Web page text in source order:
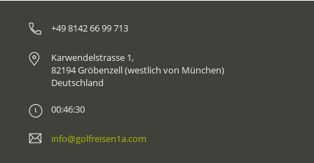
+49 8142 66 99 713
Karwendelstrasse 1,
82194 Gröbenzell (westlich von München)
Deutschland
00:46:30
info@golfreisen1a.com